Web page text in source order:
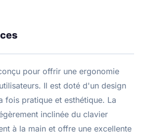
pour offrir une ergonomie
Il est doté d'un design
fois pratique et esthétique. La
inclinée du clavier
à la main et offre une excellente